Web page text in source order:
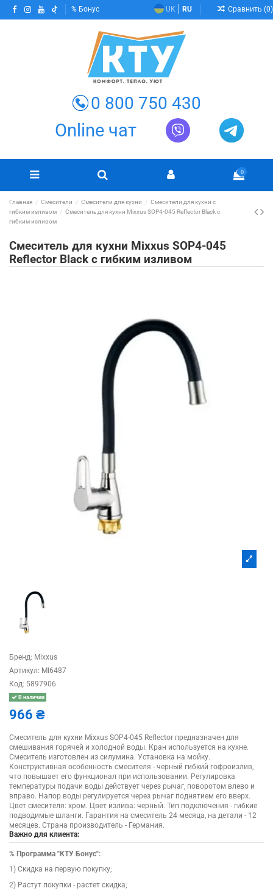
Бонус UK RU Сравнить (0)
0 800 750 430
Online чат
0
Главная Смесители Смесители для кухни
Смесители для кухни с
гибким изливом
Смеситель для кухни Mixxus SOP4-045 Reflector Black с
гибким изливом
Смеситель для кухни Mixxus SOP4-045
Reflector Black с гибким изливом
Бренд: Mixxus
Артикул: MI6487
Код: 5897906
В наличии
966 ₴
Смеситель для кухни Mixxus SOP4-045 Reflector предназначен для
смешивания горячей и холодной воды. Кран используется на кухне.
Смеситель изготовлен из силумина. Установка на мойку.
Конструктивная особенность смесителя - черный гибкий гофроизлив,
что повышает его функционал при использовании. Регулировка
температуры подачи воды действует через рычаг, поворотом влево и
вправо. Напор воды регулируется через рычаг поднятием его вверх.
Цвет смесителя: хром. Цвет излива: черный. Тип подключения - гибкие
подводимые шланги. Гарантия на смеситель 24 месяца, на детали - 12
месяцев. Страна производитель - Германия.
Важно для клиента:
% Программа "КТУ Бонус":
1) Скидка на первую покупку;
2) Растут покупки - растет скидка;